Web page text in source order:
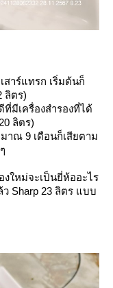
สาร์แทรก เริ่มต้นก็
ลิตร)
มีเครื่องสำรองที่ได้
ลิตร)
าณ 9 เดือนก็เสียตาม
งใหม่จะเป็นยี่ห้ออะไร
Sharp 23 ลิตร แบบ